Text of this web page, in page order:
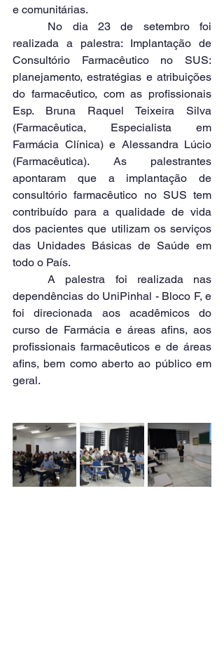
e comunitárias.
realizada a palestra: Implantação de
Consultório Farmacêutico no SUS:
planejamento, estratégias e atribuições
do farmacêutico, com as profissionais
Esp. Bruna Raquel Teixeira Silva
(Farmacêutica, Especialista em
Farmácia Clínica) e Alessandra Lúcio
(Farmacêutica). As palestrantes
apontaram que a implantação de
consultório farmacêutico no SUS tem
contribuído para a qualidade de vida
dos pacientes que utilizam os serviços
das Unidades Básicas de Saúde em
todo o País.
	A palestra foi realizada nas
dependências do UniPinhal - Bloco F, e
foi direcionada aos acadêmicos do
curso de Farmácia e áreas afins, aos
profissionais farmacêuticos e de áreas
afins, bem como aberto ao público em
geral.